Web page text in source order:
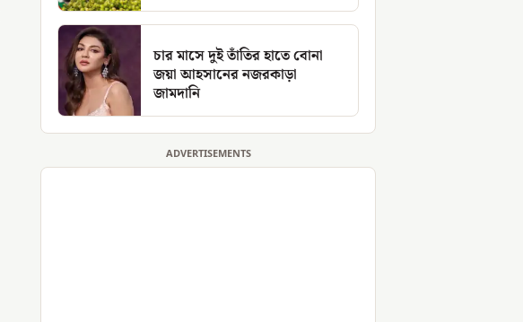
চার মাসে দুই তাঁতির হাতে বোনা
জয়া আহসানের নজরকাড়া
জামদানি
ADVERTISEMENTS